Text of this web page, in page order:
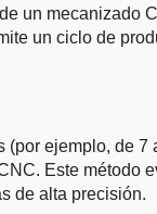
un mecanizado
un ciclo de
(por ejemplo, de 7
Este método
de alta precisión.